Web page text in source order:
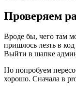
Проверяем
Вроде бы, чего там
пришлось лезть в
Выйти в шапке
Но попробуем
хорошо. Сначала в